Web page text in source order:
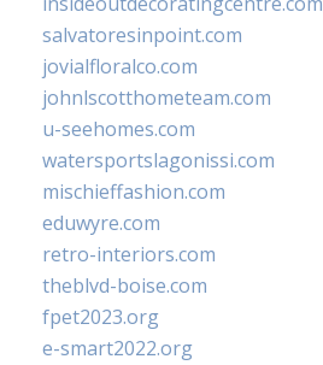
salvatoresinpoint.com
jovialfloralco.com
johnlscotthometeam.com
u-seehomes.com
watersportslagonissi.com
mischieffashion.com
eduwyre.com
retro-interiors.com
theblvd-boise.com
fpet2023.org
e-smart2022.org